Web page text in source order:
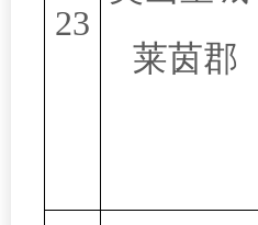
23
莱茵郡